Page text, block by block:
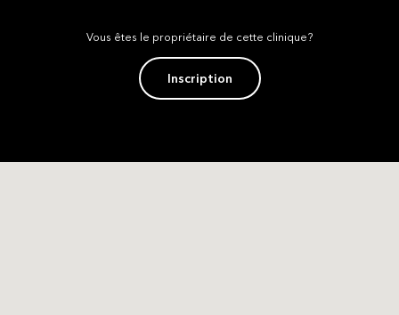
Vous êtes le propriétaire de cette clinique?
Inscription